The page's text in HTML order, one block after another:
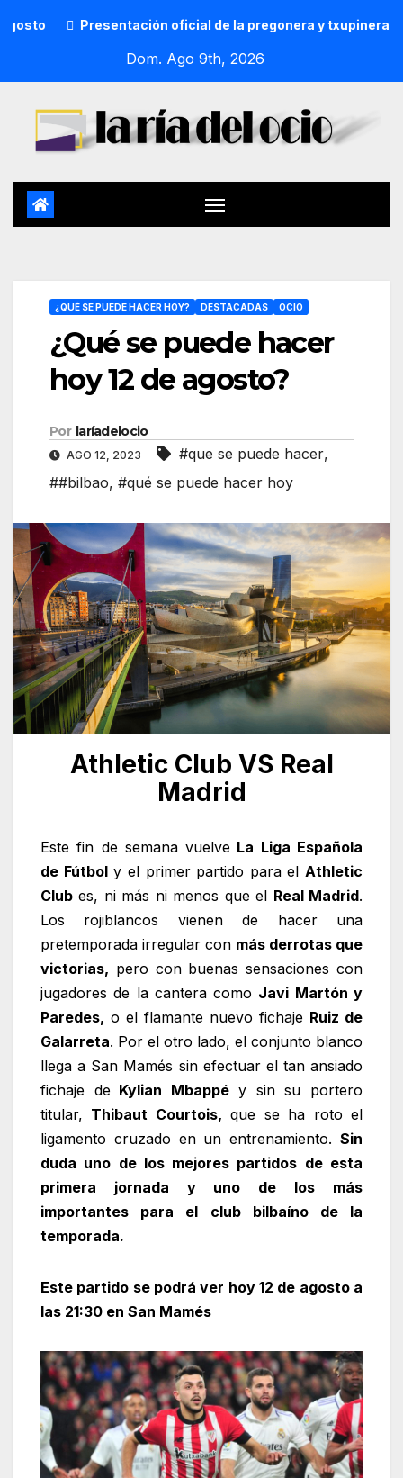
Presentación oficial de la pregonera y txupinera de Aste
Dom. Ago 9th, 2026
¿QUÉ SE PUEDE HACER HOY? DESTACADAS OCIO
¿Qué se puede hacer
hoy 12 de agosto?
Por laríadelocio
AGO 12, 2023 #que se puede hacer,
##bilbao, #qué se puede hacer hoy
Athletic Club VS Real
Madrid
Este fin de semana vuelve La Liga Española
de Fútboly el primer partido para el Athletic
Club es, ni más ni menos que el Real Madrid.
Los rojiblancos vienen de hacer una
pretemporada irregular con más derrotas que
victorias, pero con buenas sensaciones con
jugadores de la cantera como Javi Martón y
Paredes, o el flamante nuevo fichaje Ruiz de
Galarreta. Por el otro lado, el conjunto blanco
llega a San Mamés sin efectuar el tan ansiado
fichaje deKylian Mbappéy sin su portero
titular, Thibaut Courtois, que se ha roto el
ligamento cruzado en un entrenamiento. Sin
duda uno de los mejores partidos de esta
primera jornada y uno de los más
importantes para el club bilbaíno de la
temporada.
Este partido se podrá ver hoy 12 de agosto a
las 21:30 en San Mamés